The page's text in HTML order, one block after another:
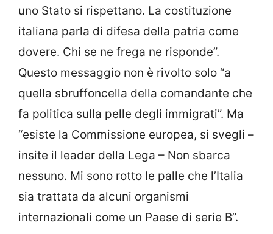
uno Stato si rispettano. La costituzione
italiana parla di difesa della patria come
dovere. Chi se ne frega ne risponde”.
Questo messaggio non è rivolto solo “a
quella sbruffoncella della comandante che
fa politica sulla pelle degli immigrati”. Ma
“esiste la Commissione europea, si svegli –
insite il leader della Lega – Non sbarca
nessuno. Mi sono rotto le palle che l’Italia
sia trattata da alcuni organismi
internazionali come un Paese di serie B”.